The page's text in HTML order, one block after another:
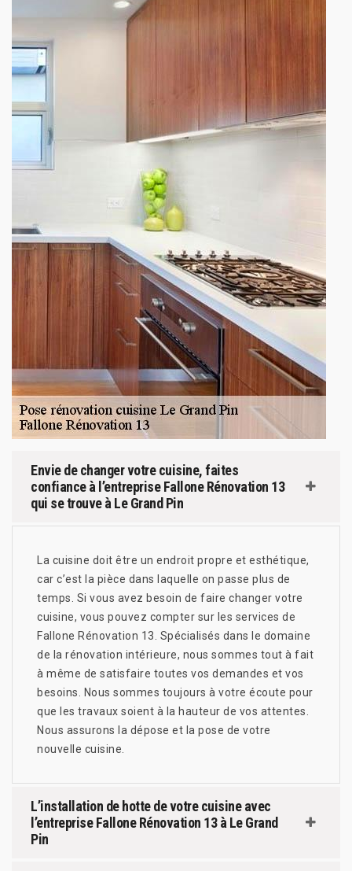
Envie de changer votre cuisine, faites
confiance à l’entreprise Fallone Rénovation 13
qui se trouve à Le Grand Pin
La cuisine doit être un endroit propre et esthétique,
car c’est la pièce dans laquelle on passe plus de
temps. Si vous avez besoin de faire changer votre
cuisine, vous pouvez compter sur les services de
Fallone Rénovation 13. Spécialisés dans le domaine
de la rénovation intérieure, nous sommes tout à fait
à même de satisfaire toutes vos demandes et vos
besoins. Nous sommes toujours à votre écoute pour
que les travaux soient à la hauteur de vos attentes.
Nous assurons la dépose et la pose de votre
nouvelle cuisine.
L’installation de hotte de votre cuisine avec
l’entreprise Fallone Rénovation 13 à Le Grand
Pin